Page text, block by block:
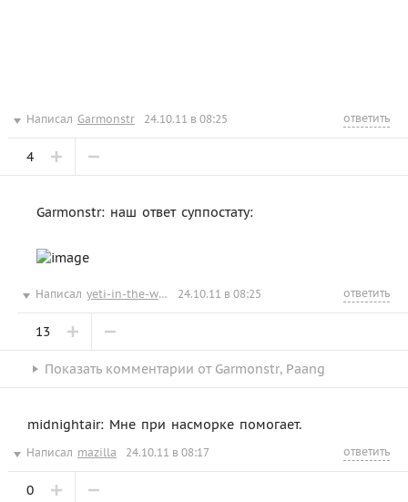
Написал Garmonstr 24.10.11 в 08:25 ответить
4
Garmonstr: наш ответ суппостату:
Написал yeti-in-the-wood 24.10.11 в 08:25 ответить
13
Показать комментарии от Garmonstr, Paang
midnightair: Мне при насморке помогает.
Написал mazilla 24.10.11 в 08:17 ответить
0